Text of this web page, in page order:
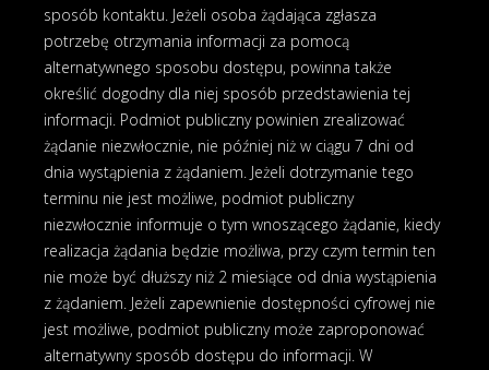
sposób kontaktu. Jeżeli osoba żądająca zgłasza
potrzebę otrzymania informacji za pomocą
alternatywnego sposobu dostępu, powinna także
określić dogodny dla niej sposób przedstawienia tej
informacji. Podmiot publiczny powinien zrealizować
żądanie niezwłocznie, nie później niż w ciągu 7 dni od
dnia wystąpienia z żądaniem. Jeżeli dotrzymanie tego
terminu nie jest możliwe, podmiot publiczny
niezwłocznie informuje o tym wnoszącego żądanie, kiedy
realizacja żądania będzie możliwa, przy czym termin ten
nie może być dłuższy niż 2 miesiące od dnia wystąpienia
z żądaniem. Jeżeli zapewnienie dostępności cyfrowej nie
jest możliwe, podmiot publiczny może zaproponować
alternatywny sposób dostępu do informacji. W